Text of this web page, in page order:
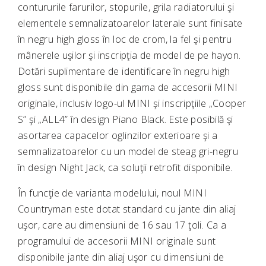
contururile farurilor, stopurile, grila radiatorului şi
elementele semnalizatoarelor laterale sunt finisate
în negru high gloss în loc de crom, la fel şi pentru
mânerele uşilor şi inscripţia de model de pe hayon.
Dotări suplimentare de identificare în negru high
gloss sunt disponibile din gama de accesorii MINI
originale, inclusiv logo-ul MINI şi inscripţiile „Cooper
S” şi „ALL4” în design Piano Black. Este posibilă şi
asortarea capacelor oglinzilor exterioare şi a
semnalizatoarelor cu un model de steag gri-negru
în design Night Jack, ca soluţii retrofit disponibile.
În funcţie de varianta modelului, noul MINI
Countryman este dotat standard cu jante din aliaj
uşor, care au dimensiuni de 16 sau 17 ţoli. Ca a
programului de accesorii MINI originale sunt
disponibile jante din aliaj uşor cu dimensiuni de